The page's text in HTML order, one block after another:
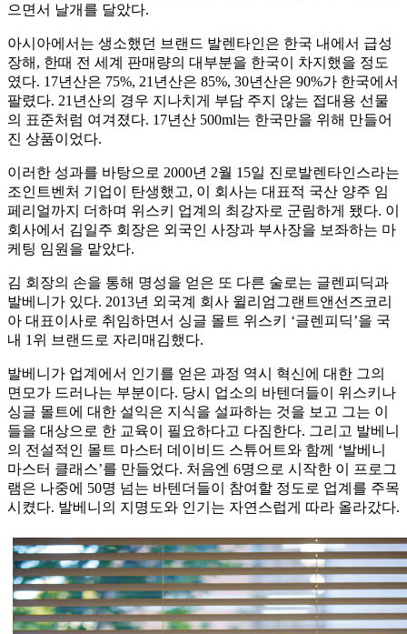
으면서 날개를 달았다.
아시아에서는 생소했던 브랜드 발렌타인은 한국 내에서 급성
장해, 한때 전 세계 판매량의 대부분을 한국이 차지했을 정도
였다. 17년산은 75%, 21년산은 85%, 30년산은 90%가 한국에서
팔렸다. 21년산의 경우 지나치게 부담 주지 않는 접대용 선물
의 표준처럼 여겨졌다. 17년산 500ml는 한국만을 위해 만들어
진 상품이었다.
이러한 성과를 바탕으로 2000년 2월 15일 진로발렌타인스라는
조인트벤처 기업이 탄생했고, 이 회사는 대표적 국산 양주 임
페리얼까지 더하며 위스키 업계의 최강자로 군림하게 됐다. 이
회사에서 김일주 회장은 외국인 사장과 부사장을 보좌하는 마
케팅 임원을 맡았다.
김 회장의 손을 통해 명성을 얻은 또 다른 술로는 글렌피딕과
발베니가 있다. 2013년 외국계 회사 윌리엄그랜트앤선즈코리
아 대표이사로 취임하면서 싱글 몰트 위스키 ‘글렌피딕’을 국
내 1위 브랜드로 자리매김했다.
발베니가 업계에서 인기를 얻은 과정 역시 혁신에 대한 그의
면모가 드러나는 부분이다. 당시 업소의 바텐더들이 위스키나
싱글 몰트에 대한 설익은 지식을 설파하는 것을 보고 그는 이
들을 대상으로 한 교육이 필요하다고 다짐한다. 그리고 발베니
의 전설적인 몰트 마스터 데이비드 스튜어트와 함께 ‘발베니
마스터 클래스’를 만들었다. 처음엔 6명으로 시작한 이 프로그
램은 나중에 50명 넘는 바텐더들이 참여할 정도로 업계를 주목
시켰다. 발베니의 지명도와 인기는 자연스럽게 따라 올라갔다.